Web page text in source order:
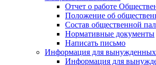
Отчет о работе
Положение об
Состав общественной
Нормативные документы
Написать письмо
Информация для вынужденных
Информация для